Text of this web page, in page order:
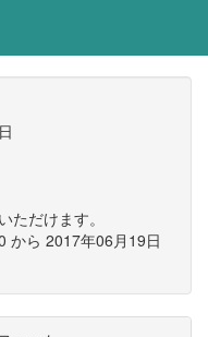
ただけます。
から 2017年06月19日